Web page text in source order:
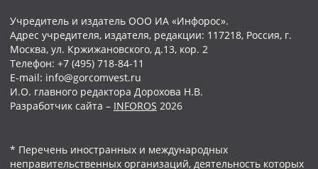
Учредитель и издатель ООО ИА «Инфорос».
Адрес учредителя, издателя, редакции: 117218, Россия, г.
Москва, ул. Кржижановского, д.13, кор. 2
Телефон: +7 (495) 718-84-11
E-mail: info@gorcomvest.ru
И.О. главного редактора Дорохова Н.В.
Разработчик сайта – INFOROS 2026
* Перечень иностранных и международных
неправительственных организаций, деятельность которых